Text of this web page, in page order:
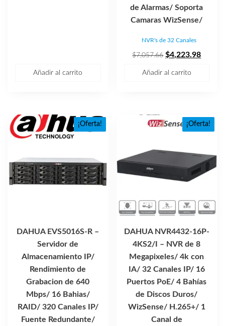
Añadir al carrito
de Alarmas/ Soporta
Camaras WizSense/
NVR's de 32 Canales
$7,057.66 El
$4,223.98El
Añadir al carrito
¡Oferta!
DAHUA EVS5016S-R –
Servidor de
Almacenamiento IP/
Rendimiento de
Grabacion de 640
Mbps/ 16 Bahias/
RAID/ 320 Canales IP/
Fuente Redundante/
¡Oferta!
DAHUA NVR4432-16P-
4KS2/I – NVR de 8
Megapixeles/ 4k con
IA/ 32 Canales IP/ 16
Puertos PoE/ 4 Bahías
de Discos Duros/
WizSense/ H.265+/ 1
Canal de